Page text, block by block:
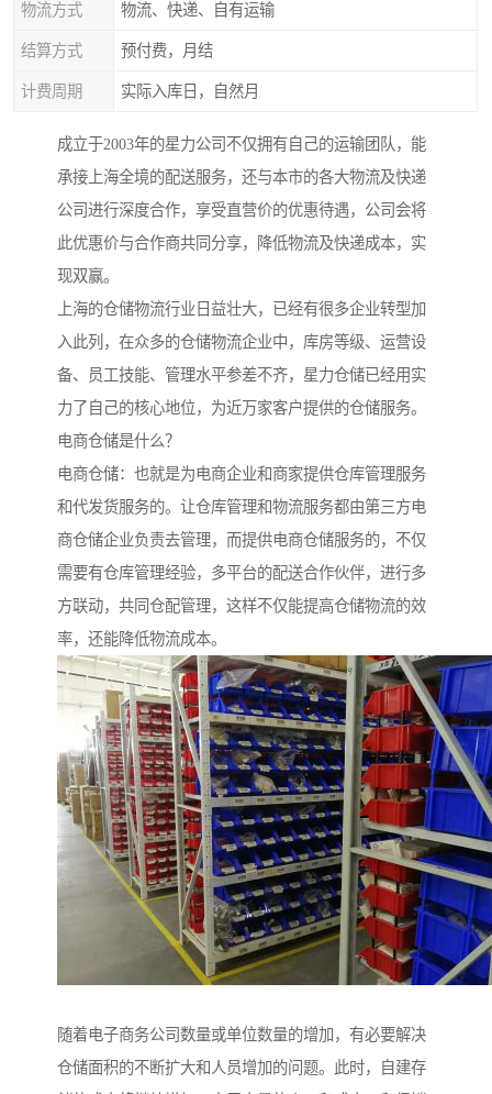
物流方式 物流、快递、自有运输
结算方式 预付费，月结
计费周期 实际入库日，自然月
成立于2003年的星力公司不仅拥有自己的运输团队，能
承接上海全境的配送服务，还与本市的各大物流及快递
公司进行深度合作，享受直营价的优惠待遇，公司会将
此优惠价与合作商共同分享，降低物流及快递成本，实
现双赢。
上海的仓储物流行业日益壮大，已经有很多企业转型加
入此列，在众多的仓储物流企业中，库房等级、运营设
备、员工技能、管理水平参差不齐，星力仓储已经用实
力了自己的核心地位，为近万家客户提供的仓储服务。
电商仓储是什么？
电商仓储：也就是为电商企业和商家提供仓库管理服务
和代发货服务的。让仓库管理和物流服务都由第三方电
商仓储企业负责去管理，而提供电商仓储服务的，不仅
需要有仓库管理经验，多平台的配送合作伙伴，进行多
方联动，共同仓配管理，这样不仅能提高仓储物流的效
率，还能降低物流成本。
随着电子商务公司数量或单位数量的增加，有必要解决
仓储面积的不断扩大和人员增加的问题。此时，自建存